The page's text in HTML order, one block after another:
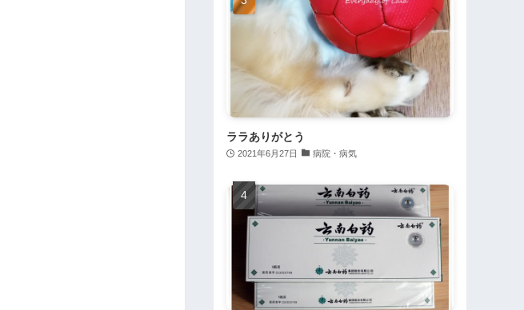
ララありがとう
2021年6月27日 病院・病気